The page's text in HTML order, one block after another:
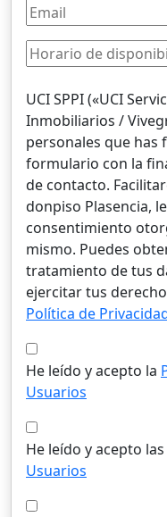
UCI SPPI («UCI
Inmobiliarios /
personales que has
formulario con la
de contacto.
donpiso Plasencia,
consentimiento
mismo. Puedes
tratamiento de tus
ejercitar tus
Política de
He leído y acepto la
Usuarios
He leído y acepto las
Usuarios